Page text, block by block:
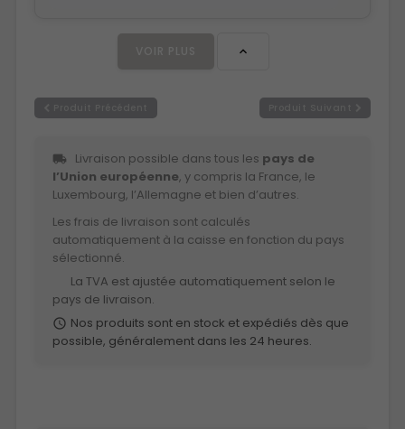
VOIR PLUS 
local_shipping Livraison possible dans tous les pays de
l’Union européenne, y compris la France, le
Luxembourg, l’Allemagne et bien d’autres.
Les frais de livraison sont calculés
automatiquement à la caisse en fonction du pays
sélectionné.
euro
La TVA est ajustée automatiquement selon le
pays de livraison.
schedule Nos produits sont en stock et expédiés dès que
possible, généralement dans les 24 heures.